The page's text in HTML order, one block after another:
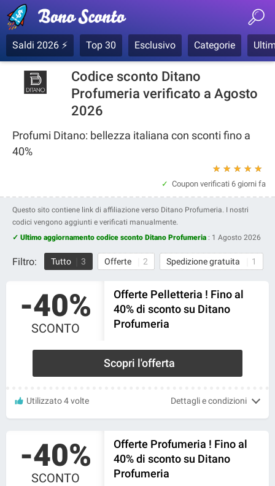
Saldi 2026 ⚡ Top 30 Esclusivo Categorie
Codice sconto Ditano
Profumeria verificato a Agosto
2026
Profumi Ditano: bellezza italiana con sconti fino a
40%
★
★
★
★
★
Coupon verificati 6 giorni fa
Questo sito contiene link di affiliazione verso Ditano Profumeria. I nostri
codici vengono aggiunti e verificati manualmente.
✓ Ultimo aggiornamento codice sconto Ditano Profumeria : 1 Agosto 2026
Filtro: Tutto 3 Offerte 2 Spedizione gratuita 1
-40%
SCONTO
Offerte Pelletteria ! Fino al
40% di sconto su Ditano
Profumeria
Scopri l'offerta
Utilizzato 4 volte Dettagli e condizioni
-40%
SCONTO
Offerte Profumeria ! Fino al
40% di sconto su Ditano
Profumeria